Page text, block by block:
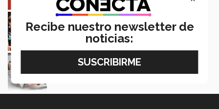
Estudiantes de 5 campus Tec impulsan
proyectos en la Sierra Tarahumara
Juan José Flores Nava
Milán riqueza cultural de México
Daniela Novillo y Carlos González
Recibe nuestro newsletter de
noticias: